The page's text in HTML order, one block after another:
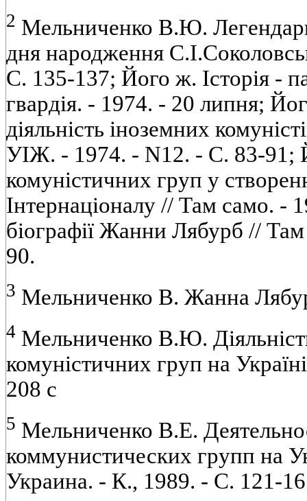
2 Мельниченко В.Ю.
дня народження
С. 135-137; Його ж. Iсторiя -
гвардiя. - 1974. - 20 липня;
дiяльнiсть iноземних
УIЖ. - 1974. - N12. - С. 83-91;
комунiстичних груп у
Iнтернацiоналу // Там само. -
бiографiї Жанни Лябурб //
90.
3 Мельниченко В. Жанна
4 Мельниченко В.Ю.
комунiстичних груп на
208 с
5 Мельниченко В.Е.
коммунистических групп на
Украина. - К., 1989. - С. 121-